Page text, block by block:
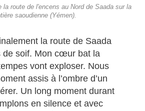
la route de l'encens au Nord de Saada sur la
saoudienne (Yémen).
la route de Saada
de soif. Mon cœur bat la
vont exploser. Nous
assis à l’ombre d’un
Un long moment durant
en silence et avec